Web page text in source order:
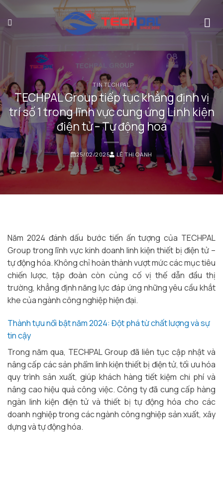
Bỏ
qua
TIN TECHPAL
TECHPAL Group tiếp tục khẳng định vị
trí số 1 trong lĩnh vực cung ứng Linh kiện
điện tử – Tự động hoá
25/02/2025 LÊ THỊ OANH
Năm 2024 đánh dấu bước tiến ấn tượng của TECHPAL
Group trong lĩnh vực kinh doanh linh kiện thiết bị điện tử –
tự động hóa. Không chỉ hoàn thành vượt mức các mục tiêu
chiến lược, tập đoàn còn củng cố vị thế dẫn đầu thị
trường, khẳng định năng lực đáp ứng những yêu cầu khắt
khe của ngành công nghiệp hiện đại.
Thành tựu nổi bật năm 2024: Đột phá từ chất lượng và sự
tin cậy
Trong năm qua, TECHPAL Group đã liên tục cập nhật và
nâng cấp các sản phẩm linh kiện thiết bị điện tử, tối ưu hóa
quy trình sản xuất, giúp khách hàng tiết kiệm chi phí và
nâng cao hiệu quả công việc. Công ty đã cung cấp hàng
ngàn linh kiện điện tử và thiết bị tự động hóa cho các
doanh nghiệp trong các ngành công nghiệp sản xuất, xây
dựng và tự động hóa.